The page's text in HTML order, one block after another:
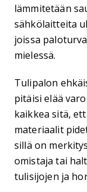
lämmitetään
sähkölaitteita
joissa
mielessä.
Tulipalon
pitäisi elää
kaikkea sitä,
materiaalit
sillä on
omistaja tai
tulisijojen ja